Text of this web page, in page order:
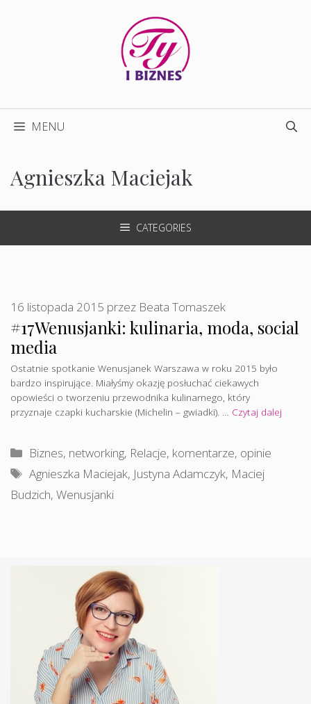
MENU
Agnieszka Maciejak
CATEGORIES
#17Wenusjanki: kulinaria, moda, social
media
16 listopada 2015 przez Beata Tomaszek
Ostatnie spotkanie Wenusjanek Warszawa w roku 2015 było
bardzo inspirujące. Miałyśmy okazję posłuchać ciekawych
opowieści o tworzeniu przewodnika kulinarnego, który
przyznaje czapki kucharskie (Michelin – gwiadki). … Czytaj dalej
Kategorie
Biznes, networking, Relacje, komentarze, opinie
Tagi
Agnieszka Maciejak, Justyna Adamczyk, Maciej
Budzich, Wenusjanki